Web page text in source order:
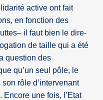
active ont fait
en fonction des
il faut bien le dire-
de taille qui a été
question des
qu’un seul pôle, le
rôle d’intervenant
Encore une fois, l’Etat